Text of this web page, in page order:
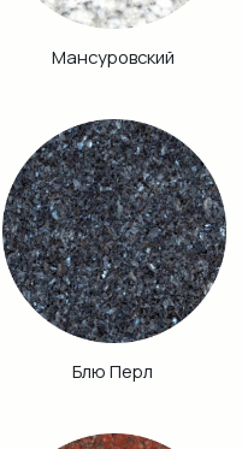
Питкяранта
Балтик Грин